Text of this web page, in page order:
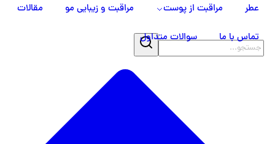
مراقبت از پوست مراقبت و زیبایی مو مقالات
تماس با ما سوالات متداول